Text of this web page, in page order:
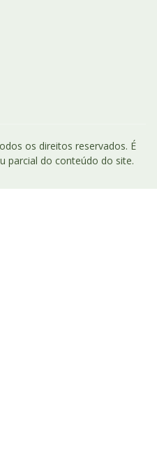
os direitos reservados. É
parcial do conteúdo do site.